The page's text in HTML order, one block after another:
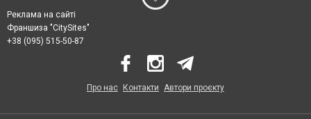
Реклама на сайті
Франшиза "CitySites"
+38 (095) 515-50-87
Про нас Контакти Автори проєкту